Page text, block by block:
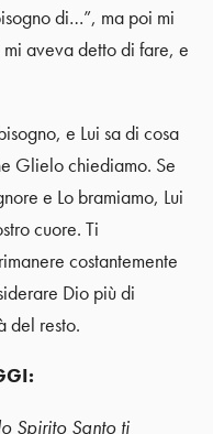
di…”, ma poi mi
aveva detto di fare, e
e Lui sa di cosa
Glielo chiediamo. Se
e Lo bramiamo, Lui
cuore. Ti
costantemente
Dio più di
del resto.
Spirito Santo ti